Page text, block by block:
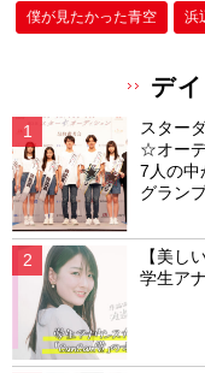
僕が⾒たかった⻘空 浜
デ
スター
☆オー
7人の中
グラン
【美し
学生ア